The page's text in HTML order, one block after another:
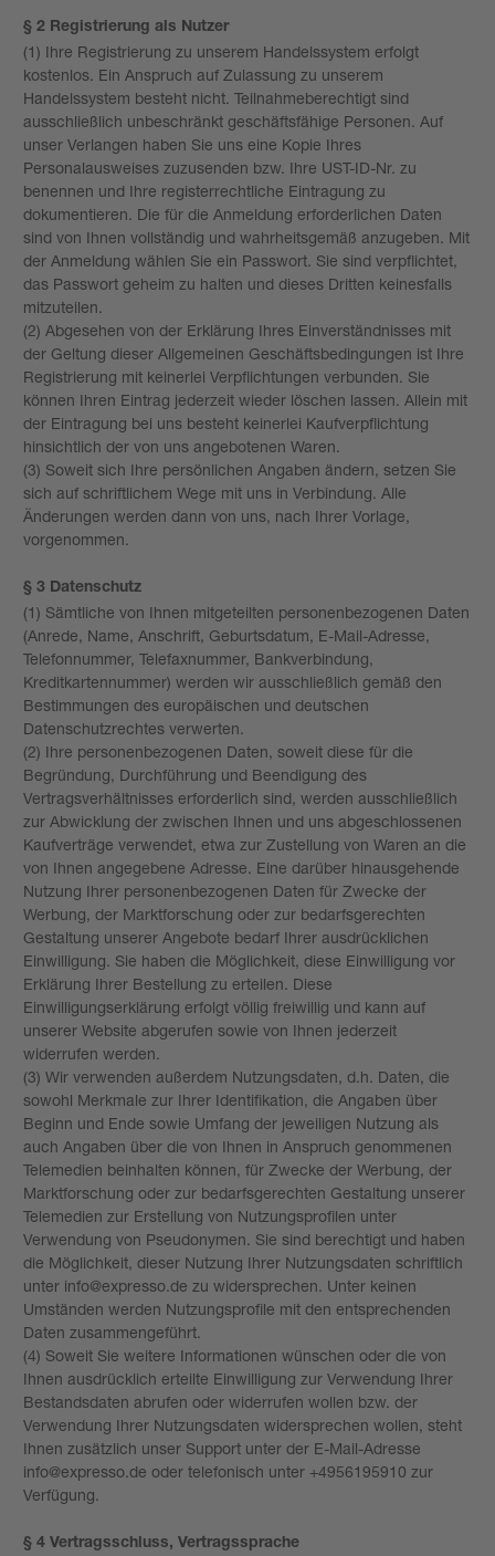
§ 2 Registrierung als Nutzer
(1) Ihre Registrierung zu unserem Handelssystem erfolgt
kostenlos. Ein Anspruch auf Zulassung zu unserem
Handelssystem besteht nicht. Teilnahmeberechtigt sind
ausschließlich unbeschränkt geschäftsfähige Personen. Auf
unser Verlangen haben Sie uns eine Kopie Ihres
Personalausweises zuzusenden bzw. Ihre UST-ID-Nr. zu
benennen und Ihre registerrechtliche Eintragung zu
dokumentieren. Die für die Anmeldung erforderlichen Daten
sind von Ihnen vollständig und wahrheitsgemäß anzugeben. Mit
der Anmeldung wählen Sie ein Passwort. Sie sind verpflichtet,
das Passwort geheim zu halten und dieses Dritten keinesfalls
mitzuteilen.
(2) Abgesehen von der Erklärung Ihres Einverständnisses mit
der Geltung dieser Allgemeinen Geschäftsbedingungen ist Ihre
Registrierung mit keinerlei Verpflichtungen verbunden. Sie
können Ihren Eintrag jederzeit wieder löschen lassen. Allein mit
der Eintragung bei uns besteht keinerlei Kaufverpflichtung
hinsichtlich der von uns angebotenen Waren.
(3) Soweit sich Ihre persönlichen Angaben ändern, setzen Sie
sich auf schriftlichem Wege mit uns in Verbindung. Alle
Änderungen werden dann von uns, nach Ihrer Vorlage,
vorgenommen.
§ 3 Datenschutz
(1) Sämtliche von Ihnen mitgeteilten personenbezogenen Daten
(Anrede, Name, Anschrift, Geburtsdatum, E-Mail-Adresse,
Telefonnummer, Telefaxnummer, Bankverbindung,
Kreditkartennummer) werden wir ausschließlich gemäß den
Bestimmungen des europäischen und deutschen
Datenschutzrechtes verwerten.
(2) Ihre personenbezogenen Daten, soweit diese für die
Begründung, Durchführung und Beendigung des
Vertragsverhältnisses erforderlich sind, werden ausschließlich
zur Abwicklung der zwischen Ihnen und uns abgeschlossenen
Kaufverträge verwendet, etwa zur Zustellung von Waren an die
von Ihnen angegebene Adresse. Eine darüber hinausgehende
Nutzung Ihrer personenbezogenen Daten für Zwecke der
Werbung, der Marktforschung oder zur bedarfsgerechten
Gestaltung unserer Angebote bedarf Ihrer ausdrücklichen
Einwilligung. Sie haben die Möglichkeit, diese Einwilligung vor
Erklärung Ihrer Bestellung zu erteilen. Diese
Einwilligungserklärung erfolgt völlig freiwillig und kann auf
unserer Website abgerufen sowie von Ihnen jederzeit
widerrufen werden.
(3) Wir verwenden außerdem Nutzungsdaten, d.h. Daten, die
sowohl Merkmale zur Ihrer Identifikation, die Angaben über
Beginn und Ende sowie Umfang der jeweiligen Nutzung als
auch Angaben über die von Ihnen in Anspruch genommenen
Telemedien beinhalten können, für Zwecke der Werbung, der
Marktforschung oder zur bedarfsgerechten Gestaltung unserer
Telemedien zur Erstellung von Nutzungsprofilen unter
Verwendung von Pseudonymen. Sie sind berechtigt und haben
die Möglichkeit, dieser Nutzung Ihrer Nutzungsdaten schriftlich
unter info@expresso.de zu widersprechen. Unter keinen
Umständen werden Nutzungsprofile mit den entsprechenden
Daten zusammengeführt.
(4) Soweit Sie weitere Informationen wünschen oder die von
Ihnen ausdrücklich erteilte Einwilligung zur Verwendung Ihrer
Bestandsdaten abrufen oder widerrufen wollen bzw. der
Verwendung Ihrer Nutzungsdaten widersprechen wollen, steht
Ihnen zusätzlich unser Support unter der E-Mail-Adresse
info@expresso.de oder telefonisch unter +4956195910 zur
Verfügung.
§ 4 Vertragsschluss, Vertragssprache